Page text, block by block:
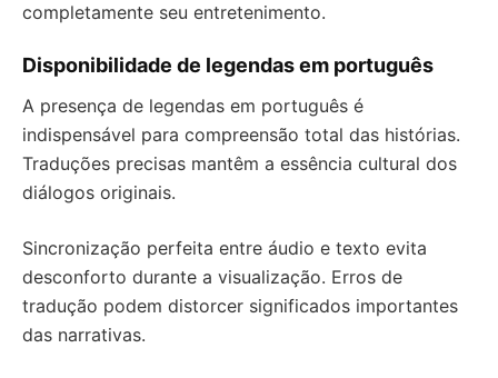
completamente seu entretenimento.
Disponibilidade de legendas em português
A presença de legendas em português é
indispensável para compreensão total das histórias.
Traduções precisas mantêm a essência cultural dos
diálogos originais.
Sincronização perfeita entre áudio e texto evita
desconforto durante a visualização. Erros de
tradução podem distorcer significados importantes
das narrativas.